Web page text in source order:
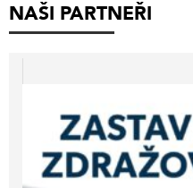
NAŠI PARTNEŘI